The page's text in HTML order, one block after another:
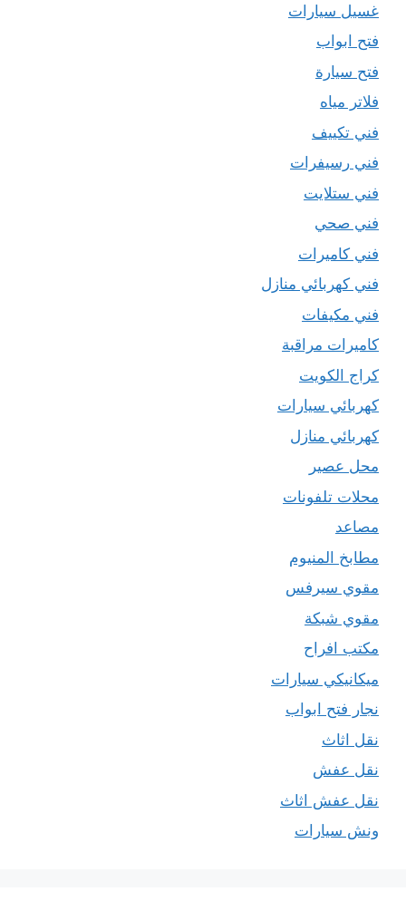
غسيل سيارات
فتح ابواب
فتح سيارة
فلاتر مياه
فني تكييف
فني رسيفرات
فني ستلايت
فني صحي
فني كاميرات
فني كهربائي منازل
فني مكيفات
كاميرات مراقبة
كراج الكويت
كهربائي سيارات
كهربائي منازل
محل عصير
محلات تلفونات
مصاعد
مطابخ المنيوم
مقوي سيرفس
مقوي شبكة
مكتب افراح
ميكانيكي سيارات
نجار فتح ابواب
نقل اثاث
نقل عفش
نقل عفش اثاث
ونش سيارات